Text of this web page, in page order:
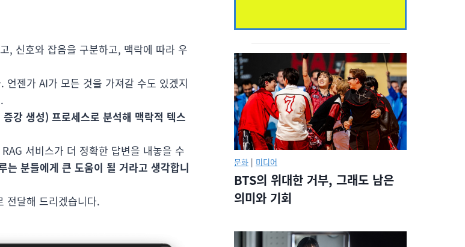
, 신호와 잡음을 구분하고, 맥락에 따라 우
젠가 AI가 모든 것을 가져갈 수도 있겠지
강 생성) 프로세스로 분석해 맥락적 텍스
서비스가 더 정확한 답변을 내놓을 수
는 분들에게 큰 도움이 될 거라고 생각합니
전달해 드리겠습니다.
문화 | 미디어
BTS의 위대한 거부, 그래도 남은
의미와 기회